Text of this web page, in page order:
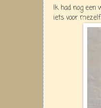
Ik had nog een
iets voor